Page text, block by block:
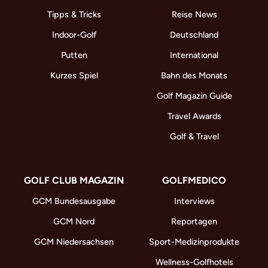
Tipps & Tricks
Indoor-Golf
Putten
Kurzes Spiel
Reise News
Deutschland
International
Bahn des Monats
Golf Magazin Guide
Travel Awards
Golf & Travel
GOLF CLUB MAGAZIN
GCM Bundesausgabe
GCM Nord
GCM Niedersachsen
GOLFMEDICO
Interviews
Reportagen
Sport-Medizinprodukte
Wellness-Golfhotels